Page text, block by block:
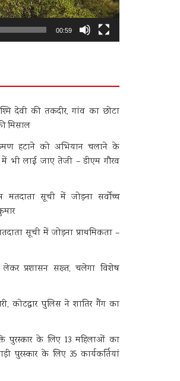
00:59
देवी की तकदीर, गांव का छोटा
मिसाल
हटाने को अभियान चलाने के
में भी लाई जाए तेजी – डीएम गौरव
मतदाता सूची में जोड़ना सर्वोच्च
सूची में जोड़ना प्राथमिकता –
प्रशासन सख्त, चलेगा विशेष
कोटद्वार पुलिस ने शातिर गैंग का
पुरस्कार के लिए 13 महिलाओं का
पुरस्कार के लिए 35 कार्यकर्तियां